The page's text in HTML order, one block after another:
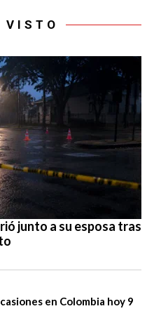
VISTO
junto a su esposa tras
en Colombia hoy 9